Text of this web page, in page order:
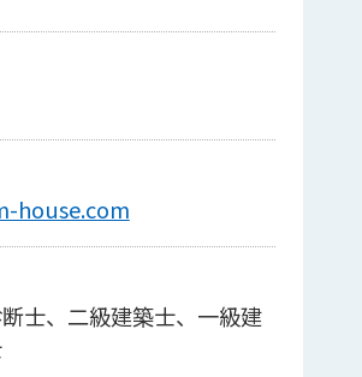
house.com
士、二級建築士、一級建